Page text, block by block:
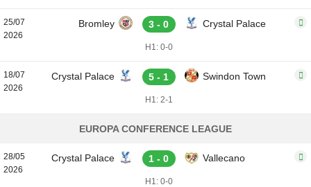
25/07
2026
Bromley 3 - 0 Crystal Palace
H1: 0-0
18/07
2026
Crystal Palace 5 - 1 Swindon Town
H1: 2-1
EUROPA CONFERENCE LEAGUE
28/05
2026
Crystal Palace 1 - 0 Vallecano
H1: 0-0